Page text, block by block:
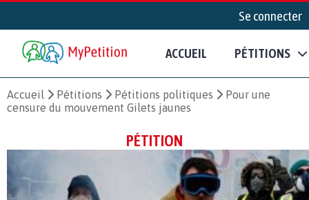
Se connecter
ACCUEIL PÉTITIONS
Accueil Pétitions Pétitions politiques
Pour une
censure du mouvement Gilets jaunes
PÉTITION